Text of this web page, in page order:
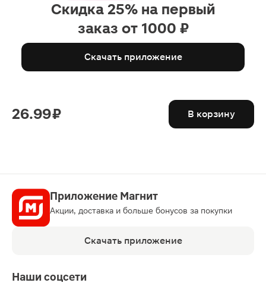
Скидка 25% на первый
заказ от 1000 ₽
Скачать приложение
26.99 ₽ В корзину
Приложение Магнит
Акции, доставка и больше бонусов за покупки
Скачать приложение
Наши соцсети